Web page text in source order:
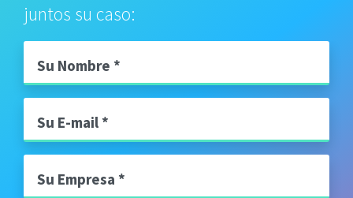
juntos su caso:
Su Nombre
Su E-mail
Su Empresa